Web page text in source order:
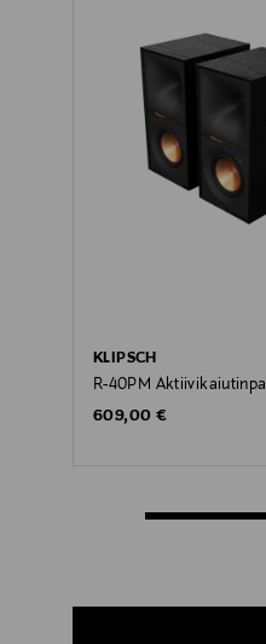
KLIPSCH
R-40PM
Original Price
609,00 €